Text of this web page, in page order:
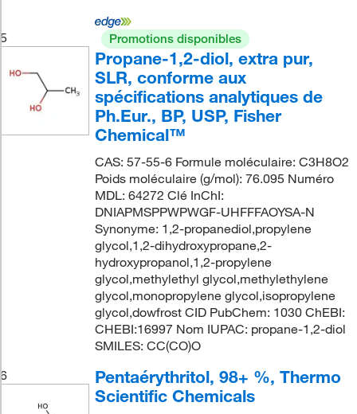
5 Promotions disponibles
Propane-1,2-diol, extra pur,
SLR, conforme aux
spécifications analytiques de
Ph.Eur., BP, USP, Fisher
Chemical™
CAS: 57-55-6 Formule moléculaire: C3H8O2
Poids moléculaire (g/mol): 76.095 Numéro
MDL: 64272 Clé InChI:
DNIAPMSPPWPWGF-UHFFFAOYSA-N
Synonyme: 1,2-propanediol,propylene
glycol,1,2-dihydroxypropane,2-
hydroxypropanol,1,2-propylene
glycol,methylethyl glycol,methylethylene
glycol,monopropylene glycol,isopropylene
glycol,dowfrost CID PubChem: 1030 ChEBI:
CHEBI:16997 Nom IUPAC: propane-1,2-diol
SMILES: CC(CO)O
6
Pentaérythritol, 98+ %, Thermo
Scientific Chemicals